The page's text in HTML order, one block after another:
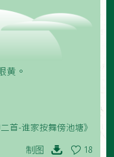
黄。
二首-谁家按舞傍池塘》
制图 18